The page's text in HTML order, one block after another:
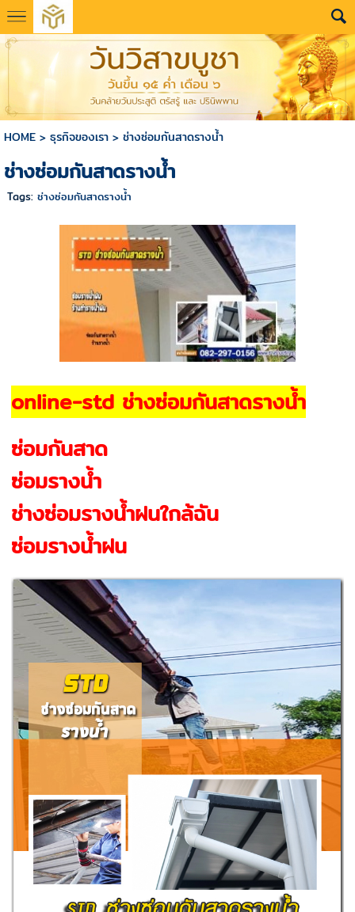
HOME> ธุรกิจของเรา> ช่างซ่อมกันสาดรางน้ำ
ช่างซ่อมกันสาดรางน้ำ
Tags: ช่างซ่อมกันสาดรางน้ำ
online-std ช่างซ่อมกันสาดรางน้ำ
ซ่อมกันสาด
ซ่อมรางน้ำ
ช่างซ่อมรางน้ําฝนใกล้ฉัน
ซ่อมรางน้ำฝน